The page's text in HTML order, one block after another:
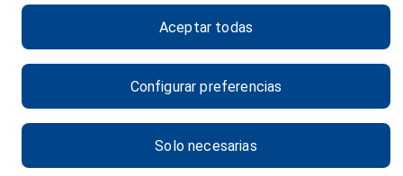
POLITICA DE COOKIES
CANAL DE ÉTICA
Configurar preferencias
Solo necesarias
Aceptar todas